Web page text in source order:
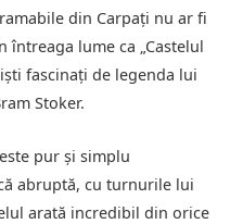
din Carpați nu ar fi
întreaga lume ca „Castelul
fascinați de legenda lui
Stoker.
pur și simplu
abruptă, cu turnurile lui
arată incredibil din orice